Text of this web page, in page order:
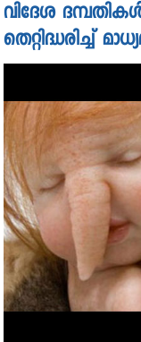
വിദേശ
തെറ്റിദ്ധരിച്ച്